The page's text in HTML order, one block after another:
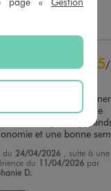
5/
Avis vérifié et récompensé
bon chaussons qui
au pied avec l'élastique
à mettre pour
et une bonne
du 24/04/2026 , suite à une
du 11/04/2026 par
D.